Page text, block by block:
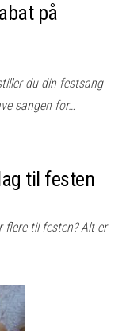
på
du din festsang
sangen for…
til festen
til festen? Alt er